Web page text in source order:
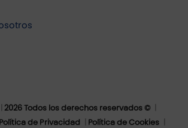
2026 Todos los derechos reservados ©
Política de Privacidad
Política de Cookies